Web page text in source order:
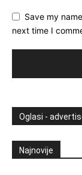
Save my
next time I
Oglasi -
Najnovije